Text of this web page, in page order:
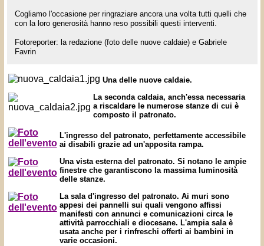
Cogliamo l'occasione per ringraziare ancora una volta tutti quelli che
con la loro generosità hanno reso possibili questi interventi.
Fotoreporter: la redazione (foto delle nuove caldaie) e Gabriele
Favrin
Una delle nuove caldaie.
La seconda caldaia, anch'essa necessaria
a riscaldare le numerose stanze di cui è
composto il patronato.
L'ingresso del patronato, perfettamente accessibile
ai disabili grazie ad un'apposita rampa.
Una vista esterna del patronato. Si notano le ampie
finestre che garantiscono la massima luminosità
delle stanze.
La sala d'ingresso del patronato. Ai muri sono
appesi dei pannelli sui quali vengono affissi
manifesti con annunci e comunicazioni circa le
attività parrocchiali e diocesane. L'ampia sala è
usata anche per i rinfreschi offerti ai bambini in
varie occasioni.